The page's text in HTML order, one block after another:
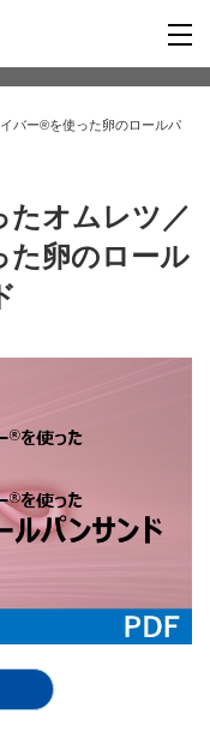
バー®を使った卵のロールパ
オムレツ／
た卵のロール